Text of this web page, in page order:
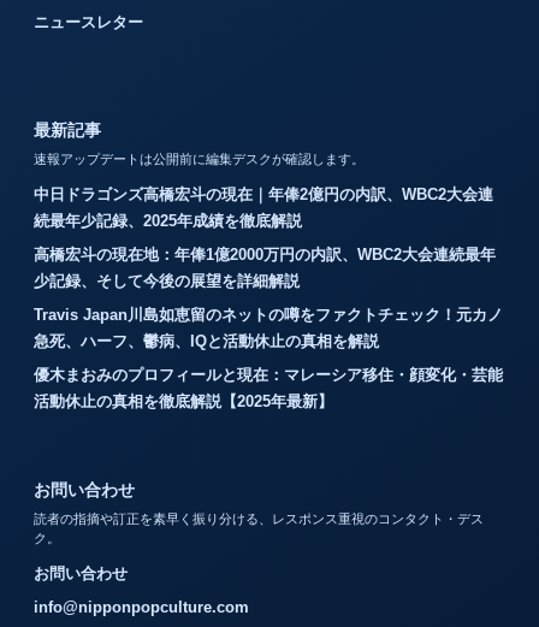
ニュースレター
最新記事
速報アップデートは公開前に編集デスクが確認します。
中日ドラゴンズ高橋宏斗の現在｜年俸2億円の内訳、WBC2大会連
続最年少記録、2025年成績を徹底解説
高橋宏斗の現在地：年俸1億2000万円の内訳、WBC2大会連続最年
少記録、そして今後の展望を詳細解説
Travis Japan川島如恵留のネットの噂をファクトチェック！元カノ
急死、ハーフ、鬱病、IQと活動休止の真相を解説
優木まおみのプロフィールと現在：マレーシア移住・顔変化・芸能
活動休止の真相を徹底解説【2025年最新】
お問い合わせ
読者の指摘や訂正を素早く振り分ける、レスポンス重視のコンタクト・デス
ク。
お問い合わせ
info@nipponpopculture.com